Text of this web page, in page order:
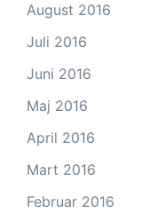
August 2016
Juli 2016
Juni 2016
Maj 2016
April 2016
Mart 2016
Februar 2016